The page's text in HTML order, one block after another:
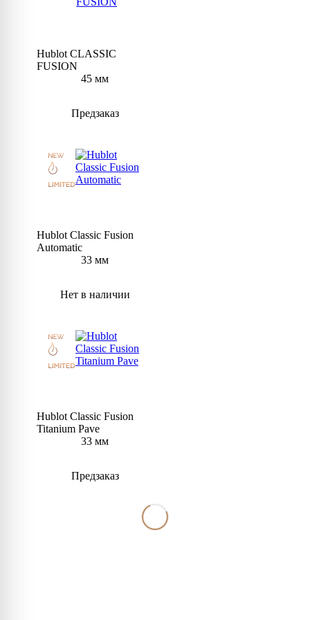
Hublot CLASSIC
FUSION
45 мм
Предзаказ
Hublot Classic Fusion
Automatic
33 мм
Нет в наличии
Hublot Classic Fusion
Titanium Pave
33 мм
Предзаказ